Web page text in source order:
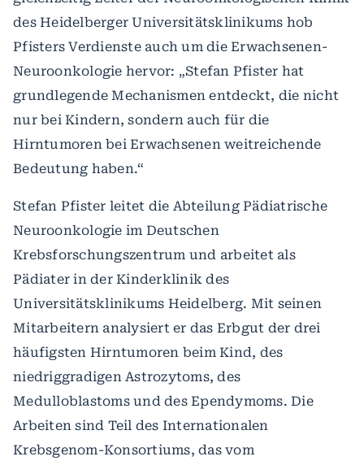
des Heidelberger Universitätsklinikums hob
Pfisters Verdienste auch um die Erwachsenen-
Neuroonkologie hervor: „Stefan Pfister hat
grundlegende Mechanismen entdeckt, die nicht
nur bei Kindern, sondern auch für die
Hirntumoren bei Erwachsenen weitreichende
Bedeutung haben.“
Stefan Pfister leitet die Abteilung Pädiatrische
Neuroonkologie im Deutschen
Krebsforschungszentrum und arbeitet als
Pädiater in der Kinderklinik des
Universitätsklinikums Heidelberg. Mit seinen
Mitarbeitern analysiert er das Erbgut der drei
häufigsten Hirntumoren beim Kind, des
niedriggradigen Astrozytoms, des
Medulloblastoms und des Ependymoms. Die
Arbeiten sind Teil des Internationalen
Krebsgenom-Konsortiums, das vom